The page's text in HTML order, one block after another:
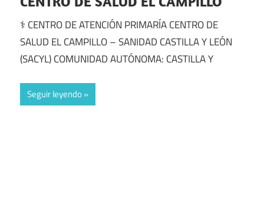
⚕️ CENTRO DE ATENCIÓN PRIMARÍA CENTRO DE
SALUD EL CAMPILLO – SANIDAD CASTILLA Y LEÓN
(SACYL) COMUNIDAD AUTÓNOMA: CASTILLA Y
Seguir leyendo